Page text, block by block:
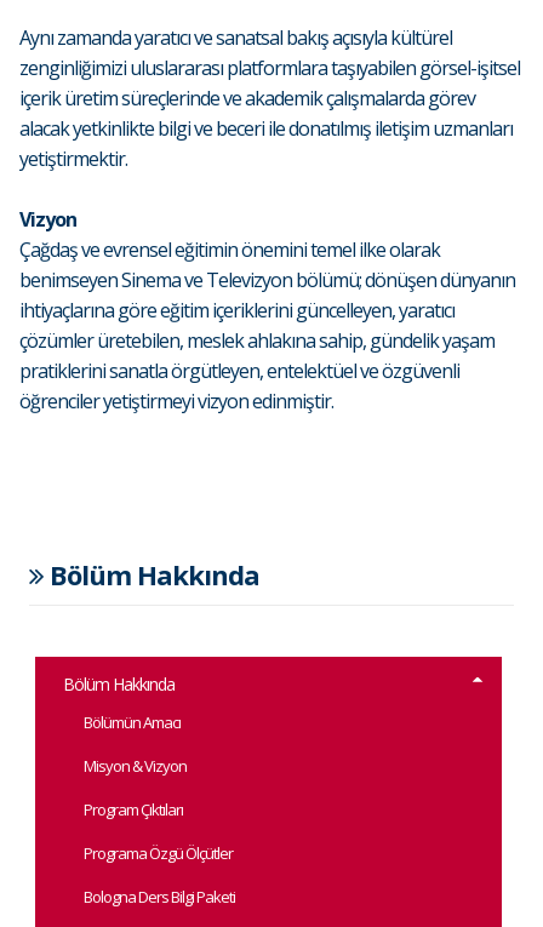
Aynı zamanda yaratıcı ve sanatsal bakış açısıyla kültürel
zenginliğimizi uluslararası platformlara taşıyabilen görsel-işitsel
içerik üretim süreçlerinde ve akademik çalışmalarda görev
alacak yetkinlikte bilgi ve beceri ile donatılmış iletişim uzmanları
yetiştirmektir.
Vizyon
Çağdaş ve evrensel eğitimin önemini temel ilke olarak
benimseyen Sinema ve Televizyon bölümü; dönüşen dünyanın
ihtiyaçlarına göre eğitim içeriklerini güncelleyen, yaratıcı
çözümler üretebilen, meslek ahlakına sahip, gündelik yaşam
pratiklerini sanatla örgütleyen, entelektüel ve özgüvenli
öğrenciler yetiştirmeyi vizyon edinmiştir.
Bölüm Hakkında
Bölüm Hakkında
Bölümün Amacı
Misyon & Vizyon
Program Çıktıları
Programa Özgü Ölçütler
Bologna Ders Bilgi Paketi